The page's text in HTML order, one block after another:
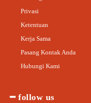
Privasi
Ketentuan
Kerja Sama
Pasang Kontak Anda
Hubungi Kami
━ follow us